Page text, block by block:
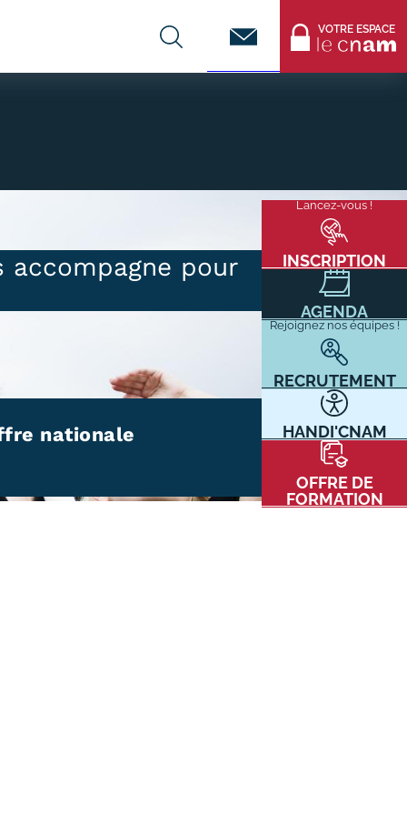
Menu
flottant
Lancez-vous !
INSCRIPTION
AGENDA
Rejoignez nos équipes !
RECRUTEMENT
HANDI'CNAM
OFFRE DE
FORMATION
VOTRE ESPACE
Accueillir un alternant ?
Taxe d'apprentissage
Infos partenaires
Liste des partenaires
Communication
Prospect
accompagne pour
nationale